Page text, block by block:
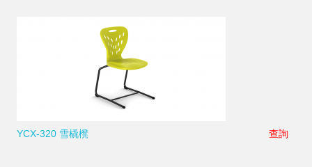
YCX-320 雪橇櫈 查詢